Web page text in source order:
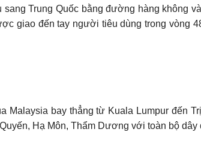
Trung Quốc bằng đường hàng không
giao đến tay người tiêu dùng trong vòng
Malaysia bay thẳng từ Kuala Lumpur đến
Hạ Môn, Thẩm Dương với toàn bộ dây